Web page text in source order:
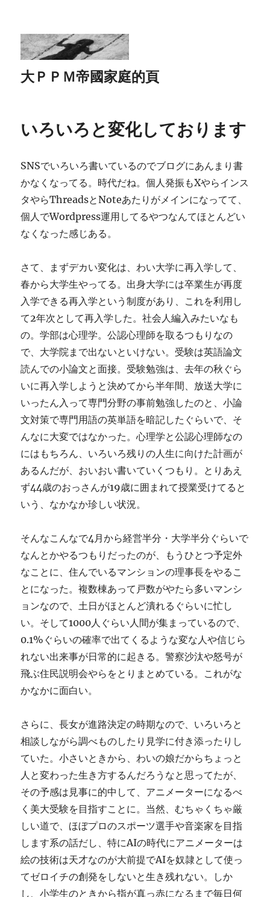
大ＰＰＭ帝國家庭的頁
いろいろと変化しております
SNSでいろいろ書いているのでブログにあんまり書
かなくなってる。時代だね。個人発振もXやらインス
タやらThreadsとNoteあたりがメインになってて、
個人でWordpress運用してるやつなんてほとんどい
なくなった感じある。
さて、まずデカい変化は、わい大学に再入学して、
春から大学生やってる。出身大学には卒業生が再度
入学できる再入学という制度があり、これを利用し
て2年次として再入学した。社会人編入みたいなも
の。学部は心理学。公認心理師を取るつもりなの
で、大学院まで出ないといけない。受験は英語論文
読んでの小論文と面接。受験勉強は、去年の秋ぐら
いに再入学しようと決めてから半年間、放送大学に
いったん入って専門分野の事前勉強したのと、小論
文対策で専門用語の英単語を暗記したぐらいで、そ
んなに大変ではなかった。心理学と公認心理師なの
にはもちろん、いろいろ残りの人生に向けた計画が
あるんだが、おいおい書いていくつもり。とりあえ
ず44歳のおっさんが19歳に囲まれて授業受けてると
いう、なかなか珍しい状況。
そんなこんなで4月から経営半分・大学半分ぐらいで
なんとかやるつもりだったのが、もうひとつ予定外
なことに、住んでいるマンションの理事長をやるこ
とになった。複数棟あって戸数がやたら多いマンシ
ョンなので、土日がほとんど潰れるぐらいに忙し
い。そして1000人ぐらい人間が集まっているので、
0.1%ぐらいの確率で出てくるような変な人や信じら
れない出来事が日常的に起きる。警察沙汰や怒号が
飛ぶ住民説明会やらをとりまとめている。これがな
かなかに面白い。
さらに、長女が進路決定の時期なので、いろいろと
相談しながら調べものしたり見学に付き添ったりし
ていた。小さいときから、わいの娘だからちょっと
人と変わった生き方するんだろうなと思ってたが、
その予感は見事に的中して、アニメーターになるべ
く美大受験を目指すことに。当然、むちゃくちゃ厳
しい道で、ほぼプロのスポーツ選手や音楽家を目指
します系の話だし、特にAIの時代にアニメーターは
絵の技術は天才なのが大前提でAIを奴隷として使っ
てゼロイチの創発をしないと生き残れない。しか
し、小学生のときから指が真っ赤になるまで毎日何